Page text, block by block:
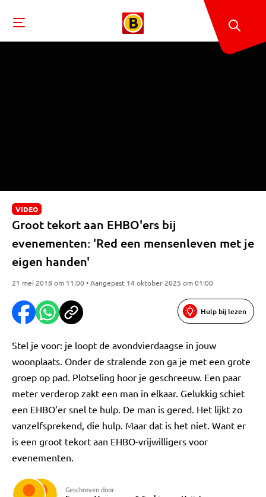
VIDEO
Groot tekort aan EHBO'ers bij
evenementen: 'Red een mensenleven met je
eigen handen'
21 mei 2018 om 11:00 • Aangepast 14 oktober 2025 om 01:00
Hulp bij lezen
Stel je voor: je loopt de avondvierdaagse in jouw
woonplaats. Onder de stralende zon ga je met een grote
groep op pad. Plotseling hoor je geschreeuw. Een paar
meter verderop zakt een man in elkaar. Gelukkig schiet
een EHBO’er snel te hulp. De man is gered. Het lijkt zo
vanzelfsprekend, die hulp. Maar dat is het niet. Want er
is een groot tekort aan EHBO-vrijwilligers voor
evenementen.
Geschreven door